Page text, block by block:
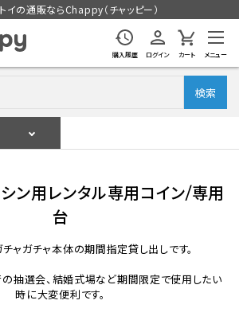
イの通販ならChappy（チャッピー）
購入履歴 ログイン カート メニュー
検索
ジュールをチェック
ン用レンタル専用コイン/専用
台
チャガチャ本体の期間指定貸し出しです。
抽選会、結婚式場など期間限定で使用したい
時に大変便利です。